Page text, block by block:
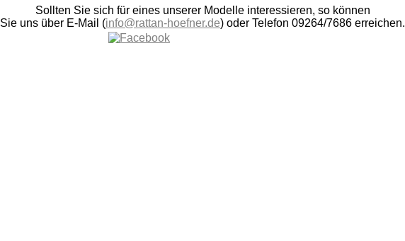
Sollten Sie sich für eines unserer Modelle interessieren, so können
Sie uns über E-Mail (info@rattan-hoefner.de) oder Telefon 09264/7686 erreichen.